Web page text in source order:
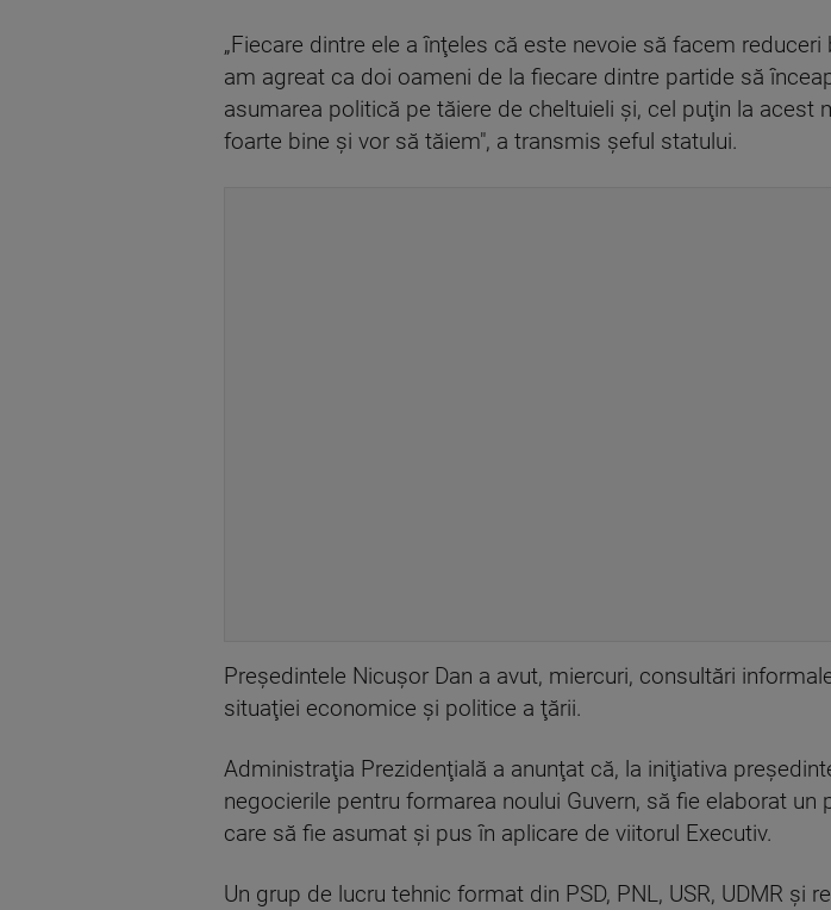
„Fiecare dintre ele a înţeles că este nevoie să facem
am agreat ca doi oameni de la fiecare dintre partide să
asumarea politică pe tăiere de cheltuieli şi, cel puţin la
foarte bine şi vor să tăiem", a transmis şeful statului.
Preşedintele Nicuşor Dan a avut, miercuri, consultări
situaţiei economice şi politice a ţării.
Administraţia Prezidenţială a anunţat că, la iniţiativa
negocierile pentru formarea noului Guvern, să fie elaborat
care să fie asumat şi pus în aplicare de viitorul Executiv.
Un grup de lucru tehnic format din PSD, PNL, USR, UDMR şi